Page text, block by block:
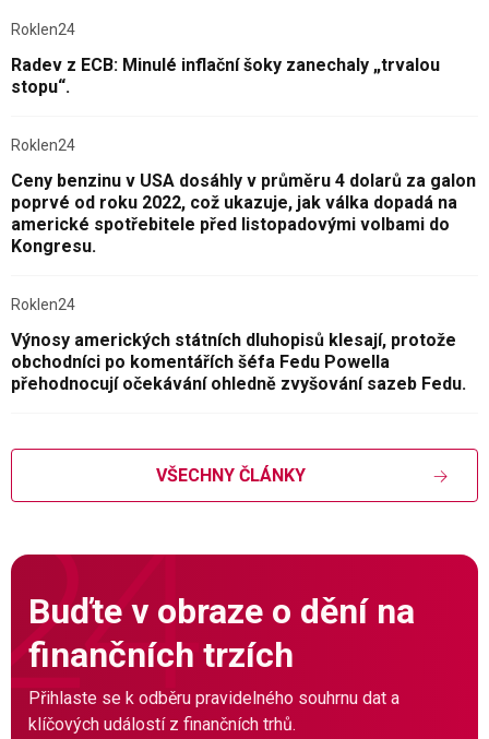
Roklen24
Radev z ECB: Minulé inflační šoky zanechaly „trvalou
stopu“.
Roklen24
Ceny benzinu v USA dosáhly v průměru 4 dolarů za galon
poprvé od roku 2022, což ukazuje, jak válka dopadá na
americké spotřebitele před listopadovými volbami do
Kongresu.
Roklen24
Výnosy amerických státních dluhopisů klesají, protože
obchodníci po komentářích šéfa Fedu Powella
přehodnocují očekávání ohledně zvyšování sazeb Fedu.
VŠECHNY ČLÁNKY
Buďte v obraze o dění na
finančních trzích
Přihlaste se k odběru pravidelného souhrnu dat a
klíčových událostí z finančních trhů.